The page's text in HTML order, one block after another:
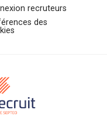
recruteurs
des